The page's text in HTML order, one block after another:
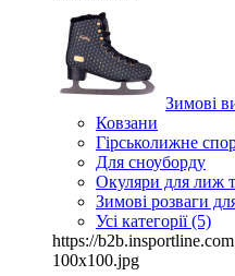
Зимові
Ковзани
Гірськолижне
Для сноуборду
Окуляри для лиж
Зимові розваги
Усі категорії (5)
https://
100x100.jpg